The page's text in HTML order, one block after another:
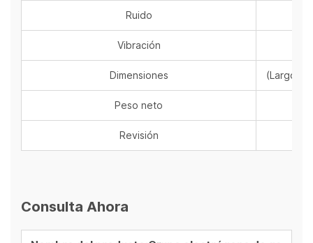
Ruido
Vibración
Dimensiones (Largo ×
Peso neto
Revisión
Consulta Ahora